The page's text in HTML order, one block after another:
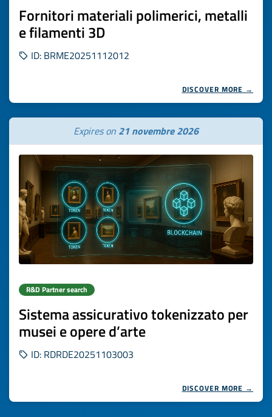
Fornitori materiali polimerici, metalli
e filamenti 3D
ID: BRME20251112012
DISCOVER MORE →
Expires on 21 novembre 2026
R&D Partner search
Sistema assicurativo tokenizzato per
musei e opere d’arte
ID: RDRDE20251103003
DISCOVER MORE →